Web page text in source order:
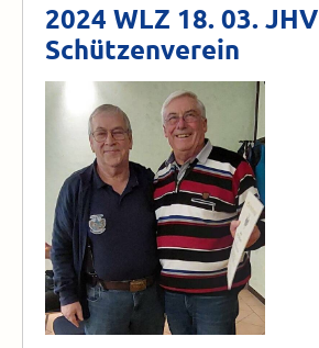
2024 WLZ 18. 03. JHV
Schützenverein
03.
JHV
Schützenverein